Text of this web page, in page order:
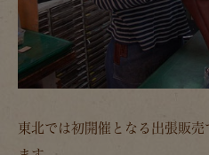
東北では初開催となる出張販